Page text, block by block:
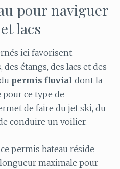
pour naviguer
lacs
ici favorisent
étangs, des lacs et des
permis fluvial dont la
ce type de
de faire du jet ski, du
conduire un voilier.
permis bateau réside
maximale pour